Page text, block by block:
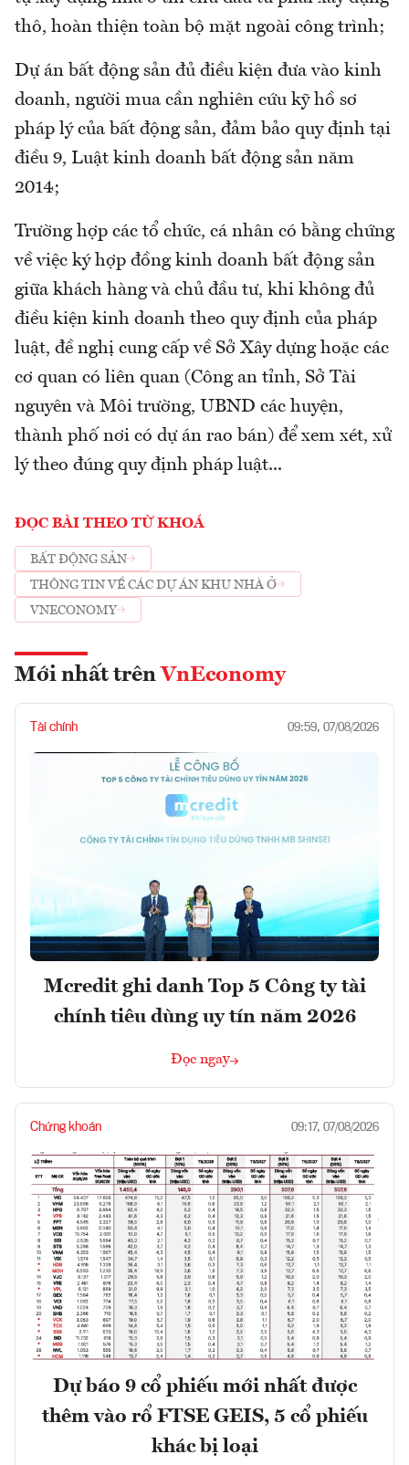
thô, hoàn thiện toàn bộ mặt ngoài công trình;
Dự án bất động sản đủ điều kiện đưa vào kinh
doanh, người mua cần nghiên cứu kỹ hồ sơ
pháp lý của bất động sản, đảm bảo quy định tại
điều 9, Luật kinh doanh bất động sản năm
2014;
Trường hợp các tổ chức, cá nhân có bằng chứng
về việc ký hợp đồng kinh doanh bất động sản
giữa khách hàng và chủ đầu tư, khi không đủ
điều kiện kinh doanh theo quy định của pháp
luật, đề nghị cung cấp về Sở Xây dựng hoặc các
cơ quan có liên quan (Công an tỉnh, Sở Tài
nguyên và Môi trường, UBND các huyện,
thành phố nơi có dự án rao bán) để xem xét, xử
lý theo đúng quy định pháp luật...
ĐỌC BÀI THEO TỪ KHOÁ
BẤT ĐỘNG SẢN
THÔNG TIN VỀ CÁC DỰ ÁN KHU NHÀ Ở
VNECONOMY
Mới nhất trên VnEconomy
Tài chính 09:59, 07/08/2026
Mcredit ghi danh Top 5 Công ty tài
chính tiêu dùng uy tín năm 2026
Đọc ngay
Chứng khoán 09:17, 07/08/2026
Dự báo 9 cổ phiếu mới nhất được
thêm vào rổ FTSE GEIS, 5 cổ phiếu
khác bị loại